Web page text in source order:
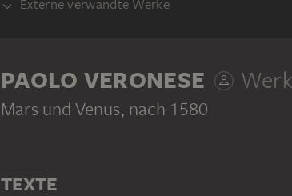
Externe verwandte Werke
Paolo Veronese, Mars und Venus,
PAOLO VERONESE
Mars und Venus, nach 1580
TEXTE